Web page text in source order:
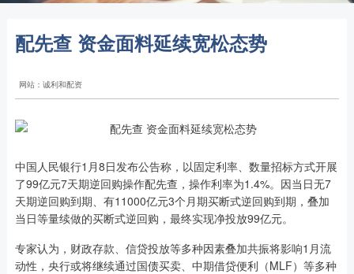
配先查 资金面料延续宽松态势
网站：诚利和配资
中国人民银行1月8日发布公告称，以固定利率、数量招标方式开展
了99亿元7天期逆回购操作配先查，操作利率为1.4%。因当日无7
天期逆回购到期、有11000亿元3个月期买断式逆回购到期，叠加
当日等量续做的买断式逆回购，最终实现净投放99亿元。
专家认为，财政存款、信贷投放等多种因素叠加共振将影响1月流
动性，央行或将继续通过国债买卖、中期借贷便利（MLF）等多种